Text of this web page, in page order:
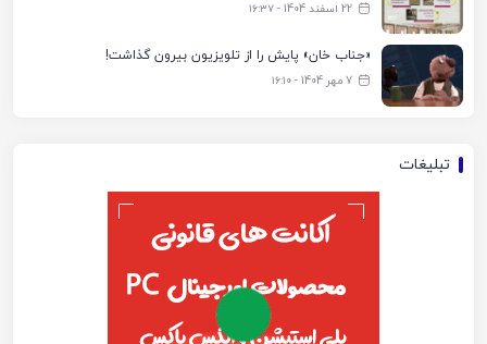
22 اسفند 1404 - ۱۶:۳۷
«جناب خان» پایش را از تلویزیون بیرون گذاشت!
7 مهر 1404 - ۱۶:۱۰
تبلیغات